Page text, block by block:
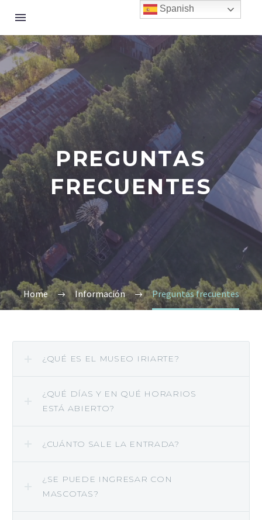
PREGUNTAS
FRECUENTES
Home Información Preguntas frecuentes
¿QUÉ ES EL MUSEO IRIARTE?
¿QUÉ DÍ­AS Y EN QUÉ HORARIOS
ESTÁ ABIERTO?
¿CUÁNTO SALE LA ENTRADA?
¿SE PUEDE INGRESAR CON
MASCOTAS?
Spanish